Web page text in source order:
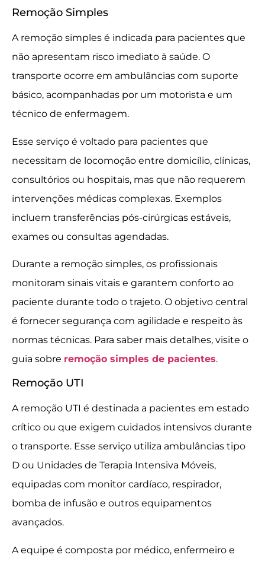
Remoção Simples
A remoção simples é indicada para pacientes que
não apresentam risco imediato à saúde. O
transporte ocorre em ambulâncias com suporte
básico, acompanhadas por um motorista e um
técnico de enfermagem.
Esse serviço é voltado para pacientes que
necessitam de locomoção entre domicílio, clínicas,
consultórios ou hospitais, mas que não requerem
intervenções médicas complexas. Exemplos
incluem transferências pós-cirúrgicas estáveis,
exames ou consultas agendadas.
Durante a remoção simples, os profissionais
monitoram sinais vitais e garantem conforto ao
paciente durante todo o trajeto. O objetivo central
é fornecer segurança com agilidade e respeito às
normas técnicas. Para saber mais detalhes, visite o
guia sobre remoção simples de pacientes.
Remoção UTI
A remoção UTI é destinada a pacientes em estado
crítico ou que exigem cuidados intensivos durante
o transporte. Esse serviço utiliza ambulâncias tipo
D ou Unidades de Terapia Intensiva Móveis,
equipadas com monitor cardíaco, respirador,
bomba de infusão e outros equipamentos
avançados.
A equipe é composta por médico, enfermeiro e